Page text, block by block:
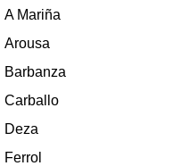
A Mariña
Arousa
Barbanza
Carballo
Deza
Ferrol